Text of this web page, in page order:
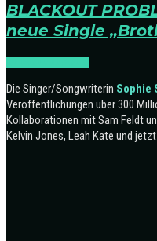
BLACKOUT
neue Single
Die Singer/Songwriterin Sophie
Veröffentlichungen über 300
Kollaborationen mit Sam Feldt
Kelvin Jones, Leah Kate und